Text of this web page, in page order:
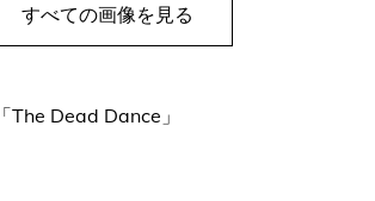
すべての画像を見る
The Dead Dance」